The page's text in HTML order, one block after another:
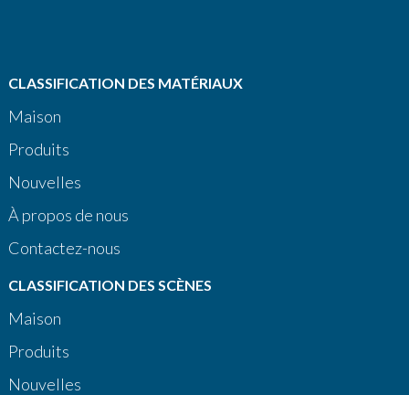
CLASSIFICATION DES MATÉRIAUX
Maison
Produits
Nouvelles
À propos de nous
Contactez-nous
CLASSIFICATION DES SCÈNES
Maison
Produits
Nouvelles